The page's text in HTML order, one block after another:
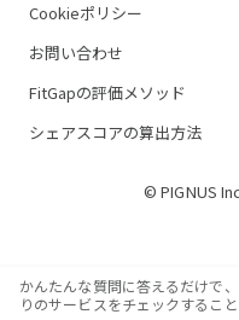
Cookieポリシー
お問い合わせ
FitGapの評価メソッド
シェアスコアの算出方法
© PIGNUS
かんたんな質問に答えるだけで
りのサービスをチェックすること